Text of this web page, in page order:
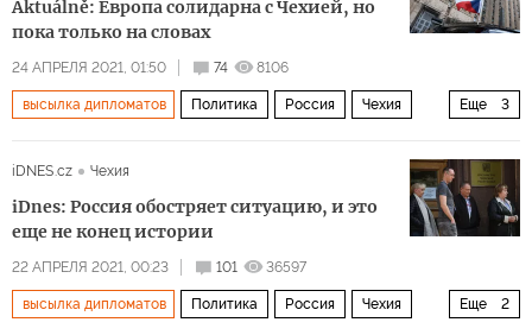
Aktuálně: Европа солидарна с Чехией, но
пока только на словах
24 АПРЕЛЯ 2021, 01:50 74 8106
Еще 3
высылка дипломатов Политика Россия Чехия
iDNES.cz
Чехия
iDnes: Россия обостряет ситуацию, и это
еще не конец истории
22 АПРЕЛЯ 2021, 00:23 101 36597
Еще 2
высылка дипломатов Политика Россия Чехия